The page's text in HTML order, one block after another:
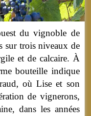
du vignoble de
sur trois niveaux de
et de calcaire. À
bouteille indique
où Lise et son
de vignerons,
dans les années